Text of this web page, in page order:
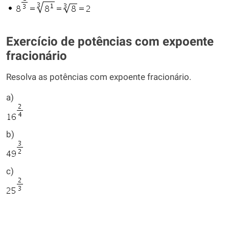
Exercício de potências com expoente
fracionário
Resolva as potências com expoente fracionário.
a)
b)
c)